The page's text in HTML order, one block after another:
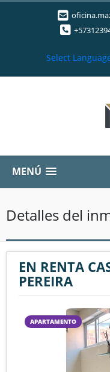
Select
MENÚ
Detalles del
EN RENTA
PEREIRA
APARTAMENTO